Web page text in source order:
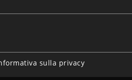
sulla privacy